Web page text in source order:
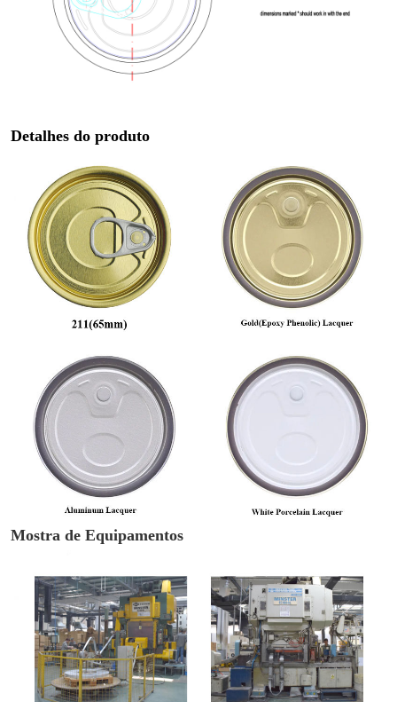
Detalhes do produto
Mostra de Equipamentos